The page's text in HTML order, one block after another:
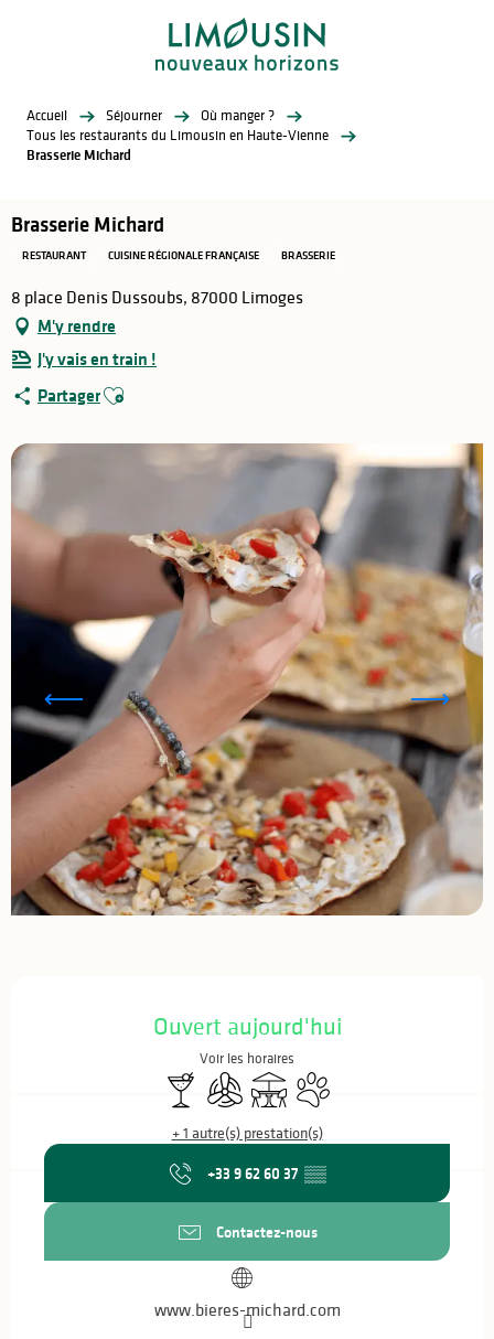
Accueil Séjourner
Où manger ?
Tous les restaurants du Limousin en Haute-Vienne
Brasserie Michard
Brasserie Michard
RESTAURANT CUISINE RÉGIONALE FRANÇAISE BRASSERIE
8 place Denis Dussoubs, 87000 Limoges
M'y rendre
J'y vais en train !
PartagerAjouter aux favoris
Ouvert aujourd'hui
Voir les horaires
Bar / BuvetteAir conditionné
TerrasseAnimaux acceptés
+ 1 autre(s) prestation(s)
+33 9 62 60 37 ▒▒
Contactez-nous
www.bieres-michard.com